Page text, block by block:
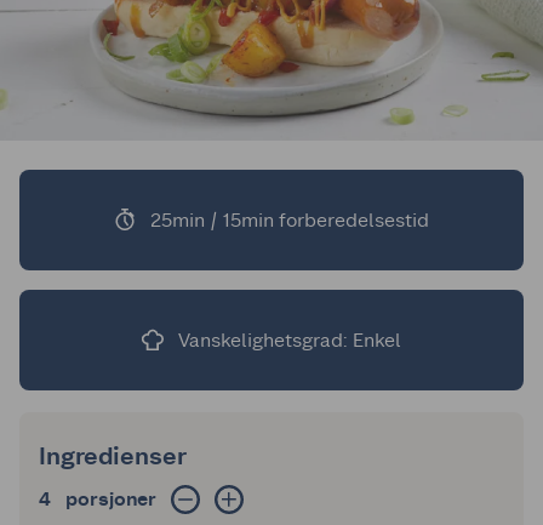
25min / 15min forberedelsestid
Vanskelighetsgrad: Enkel
Ingredienser
4 porsjoner
4 porsjoner